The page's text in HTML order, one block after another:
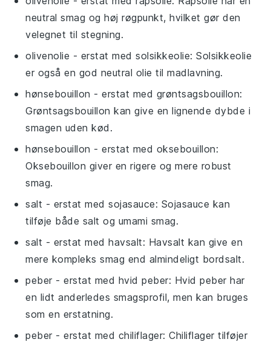
neutral smag og høj røgpunkt, hvilket gør den
velegnet til stegning.
olivenolie - erstat medsolsikkeolie: Solsikkeolie
er også en god neutral olie til madlavning.
hønsebouillon - erstat med grøntsagsbouillon:
Grøntsagsbouillon kan give en lignende dybde i
smagen uden kød.
hønsebouillon - erstat med oksebouillon:
Oksebouillon giver en rigere og mere robust
smag.
salt - erstat medsojasauce: Sojasauce kan
tilføje både salt og umami smag.
salt - erstat medhavsalt: Havsalt kan give en
mere kompleks smag end almindeligt bordsalt.
peber - erstat med hvid peber: Hvid peber har
en lidt anderledes smagsprofil, men kan bruges
som en erstatning.
peber - erstat med chiliflager: Chiliflager tilføjer